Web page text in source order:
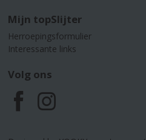
Mijn topSlijter
Herroepingsformulier
Interessante links
Volg ons
F
a
I
n